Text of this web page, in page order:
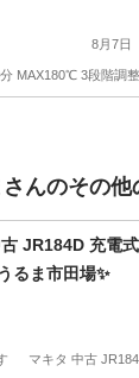
8月7日
MAX180℃ 3段階調
さんのその他
JR184D 充電
るま市田場✨
マキタ 中古